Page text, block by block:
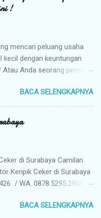
!
mencari peluang usaha
kecil dengan keuntungan
Anda seorang pemilik
harga grosir camilan
Nusantara hadir
kebutuhan bisnis Anda !
snack nusantara
langsung dari gudang
Mengapa Memilih
sebagai Mitra Bisnis Anda ?
Anda mendapatkan
BACA SELENGKAPNYA
di Surabaya Camilan
Keripik Ceker di Surabaya
/ WA. 0878.5295.2906 /
ceker ayam bagi
BACA SELENGKAPNYA